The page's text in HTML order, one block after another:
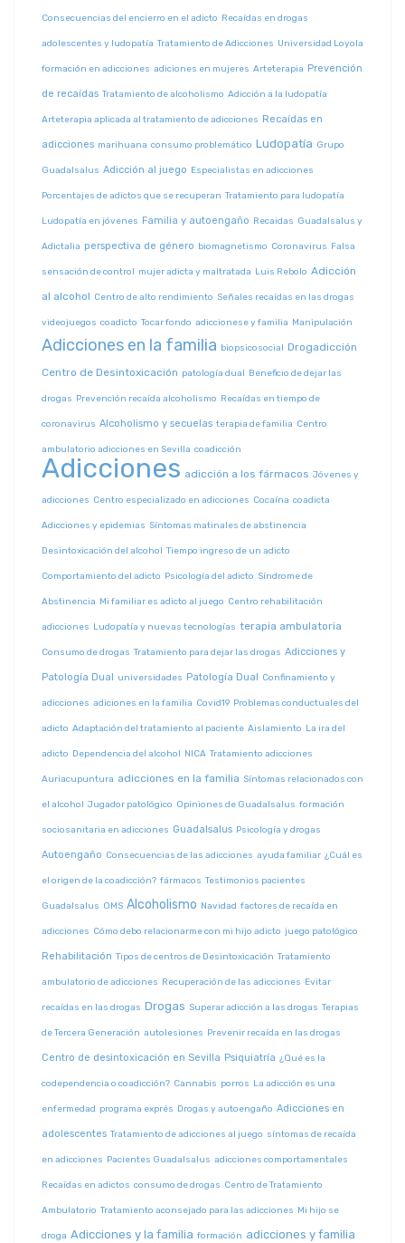
Consecuencias del encierro en el adicto Recaídas en drogas
adolescentes y ludopatía Tratamiento de Adicciones Universidad Loyola
formación en adicciones adiciones en mujeres Arteterapia Prevención
de recaídas Tratamiento de alcoholismo Adicción a la ludopatía
Arteterapia aplicada al tratamiento de adicciones Recaídas en
adicciones marihuana consumo problemático Ludopatía Grupo
Guadalsalus Adicción al juego Especialistas en adicciones
Porcentajes de adictos que se recuperan Tratamiento para ludopatía
Ludopatía en jóvenes Familia y autoengaño Recaidas Guadalsalus y
Adictalia perspectiva de género biomagnetismo Coronavirus Falsa
sensación de control mujer adicta y maltratada Luis Rebolo Adicción
al alcohol Centro de alto rendimiento Señales recaídas en las drogas
videojuegos coadicto Tocar fondo adiccionese y familia Manipulación
Adicciones en la familia biopsicosocial
Drogadicción
Centro de Desintoxicación patología dual Beneficio de dejar las
drogas Prevención recaída alcoholismo Recaídas en tiempo de
coronavirus Alcoholismo y secuelas terapia de familia Centro
ambulatorio adicciones en Sevilla coadicción
Adicciones adicción a los fármacos Jóvenes y
adicciones Centro especializado en adicciones Cocaína coadicta
Adicciones y epidemias Síntomas matinales de abstinencia
Desintoxicación del alcohol Tiempo ingreso de un adicto
Comportamiento del adicto Psicología del adicto Síndrome de
Abstinencia Mi familiar es adicto al juego Centro rehabilitación
adicciones Ludopatía y nuevas tecnologías terapia ambulatoria
Consumo de drogas Tratamiento para dejar las drogas Adicciones y
Patología Dual universidades Patología Dual Confinamiento y
adicciones adiciones en la familia Covid19 Problemas conductuales del
adicto Adaptación del tratamiento al paciente Aislamiento La ira del
adicto Dependencia del alcohol NICA Tratamiento adicciones
Auriacupuntura adicciones en la familia Síntomas relacionados con
el alcohol Jugador patológico Opiniones de Guadalsalus formación
sociosanitaria en adicciones Guadalsalus Psicología y drogas
Autoengaño Consecuencias de las adicciones ayuda familiar ¿Cuál es
el origen de la coadicción? fármacos Testimonios pacientes
Guadalsalus OMS Alcoholismo Navidad factores de recaída en
adicciones Cómo debo relacionarme con mi hijo adicto juego patológico
Rehabilitación Tipos de centros de Desintoxicación Tratamiento
ambulatorio de adicciones Recuperación de las adicciones Evitar
recaídas en las drogas Drogas Superar adicción a las drogas Terapias
de Tercera Generación autolesiones Prevenir recaída en las drogas
Centro de desintoxicación en Sevilla Psiquiatría ¿Qué es la
codependencia o coadicción? Cannabis porros La adicción es una
enfermedad programa exprés Drogas y autoengaño Adicciones en
adolescentes Tratamiento de adicciones al juego síntomas de recaída
en adicciones Pacientes Guadalsalus adicciones comportamentales
Recaídas en adictos consumo de drogas Centro de Tratamiento
Ambulatorio Tratamiento aconsejado para las adicciones Mi hijo se
droga Adicciones y la familia formación adicciones y familia